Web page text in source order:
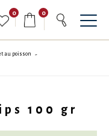
0 0
au poisson
100 gr